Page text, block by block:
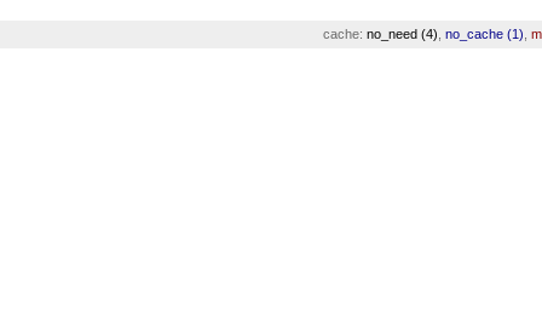
cache: no_need (4) no_cache (1)